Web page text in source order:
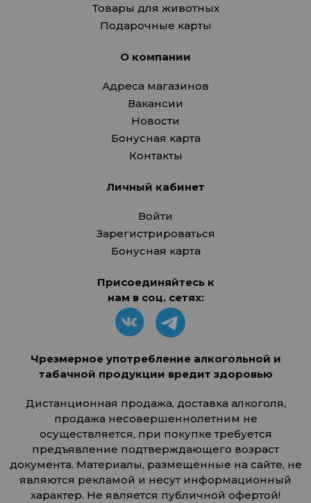
Товары для животных
Подарочные карты
О компании
Адреса магазинов
Вакансии
Новости
Бонусная карта
Контакты
Личный кабинет
Войти
Зарегистрироваться
Бонусная карта
Присоединяйтесь к
нам в соц. сетях:
Чрезмерное употребление алкогольной и
табачной продукции вредит здоровью
Дистанционная продажа, доставка алкоголя,
продажа несовершеннолетним не
осуществляется, при покупке требуется
предъявление подтверждающего возраст
документа. Материалы, размещенные на сайте, не
являются рекламой и несут информационный
характер. Не является публичной офертой!